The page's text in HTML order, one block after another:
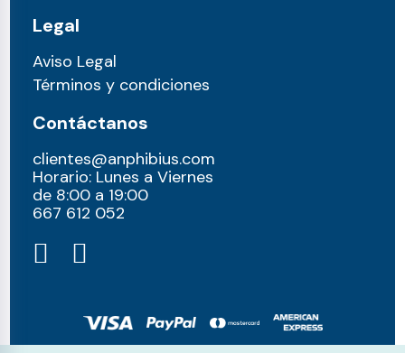
Legal
Aviso Legal
Términos y condiciones
Contáctanos
clientes@anphibius.com
Horario: Lunes a Viernes
de 8:00 a 19:00
667 612 052​